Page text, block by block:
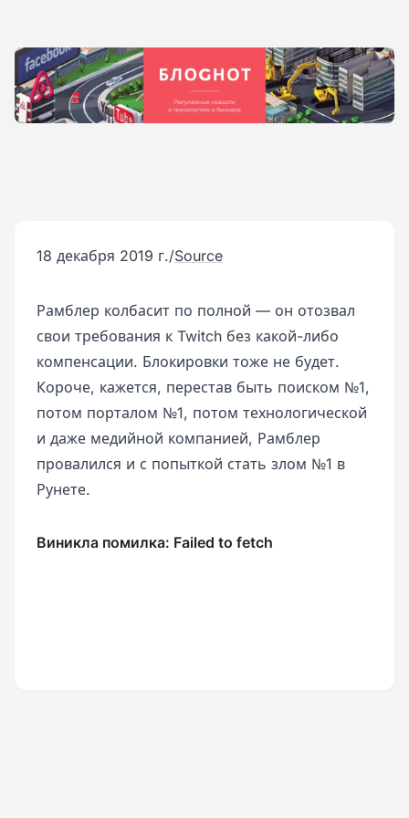
18 декабря 2019 г./Source
Рамблер колбасит по полной — он отозвал
свои требования к Twitch без какой-либо
компенсации. Блокировки тоже не будет.
Короче, кажется, перестав быть поиском №1,
потом порталом №1, потом технологической
и даже медийной компанией, Рамблер
провалился и с попыткой стать злом №1 в
Рунете.